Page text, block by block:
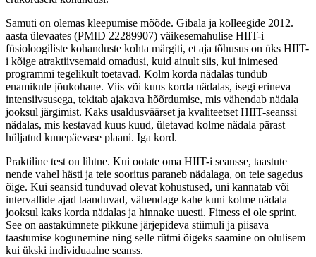
Samuti on olemas kleepumise mõõde. Gibala ja kolleegide 2012.
aasta ülevaates (PMID 22289907) väikesemahulise HIIT-i
füsioloogiliste kohanduste kohta märgiti, et aja tõhusus on üks HIIT-
i kõige atraktiivsemaid omadusi, kuid ainult siis, kui inimesed
programmi tegelikult toetavad. Kolm korda nädalas tundub
enamikule jõukohane. Viis või kuus korda nädalas, isegi erineva
intensiivsusega, tekitab ajakava hõõrdumise, mis vähendab nädala
jooksul järgimist. Kaks usaldusväärset ja kvaliteetset HIIT-seanssi
nädalas, mis kestavad kuus kuud, ületavad kolme nädala pärast
hüljatud kuuepäevase plaani. Iga kord.
Praktiline test on lihtne. Kui ootate oma HIIT-i seansse, taastute
nende vahel hästi ja teie sooritus paraneb nädalaga, on teie sagedus
õige. Kui seansid tunduvad olevat kohustused, uni kannatab või
intervallide ajad taanduvad, vähendage kahe kuni kolme nädala
jooksul kaks korda nädalas ja hinnake uuesti. Fitness ei ole sprint.
See on aastakümnete pikkune järjepideva stiimuli ja piisava
taastumise kogunemine ning selle rütmi õigeks saamine on olulisem
kui ükski individuaalne seanss.